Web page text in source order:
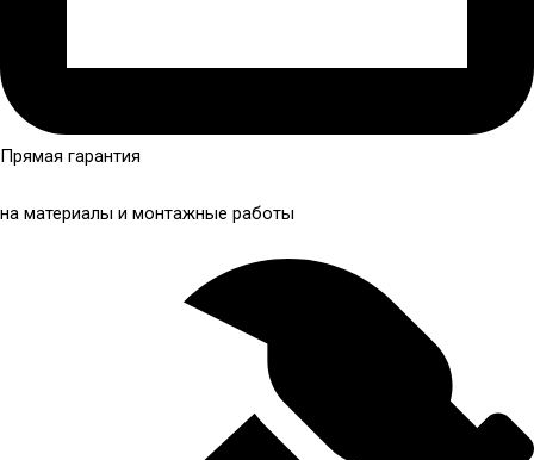
Прямая гарантия
на материалы и монтажные работы